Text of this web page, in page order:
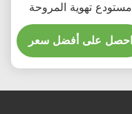
مستودع تهوية المروحة
احصل على أفضل سعر